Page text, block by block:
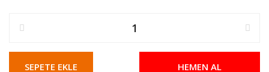
SEPETE EKLE HEMEN AL